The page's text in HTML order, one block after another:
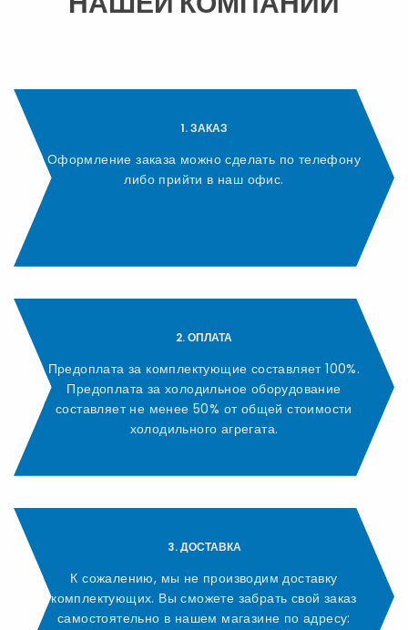
1. ЗАКАЗ
Оформление заказа можно сделать по телефону
либо прийти в наш офис.
2. ОПЛАТА
Предоплата за комплектующие составляет 100%.
Предоплата за холодильное оборудование
составляет не менее 50% от общей стоимости
холодильного агрегата.
3. ДОСТАВКА
К сожалению, мы не производим доставку
комплектующих. Вы сможете забрать свой заказ
самостоятельно в нашем магазине по адресу: